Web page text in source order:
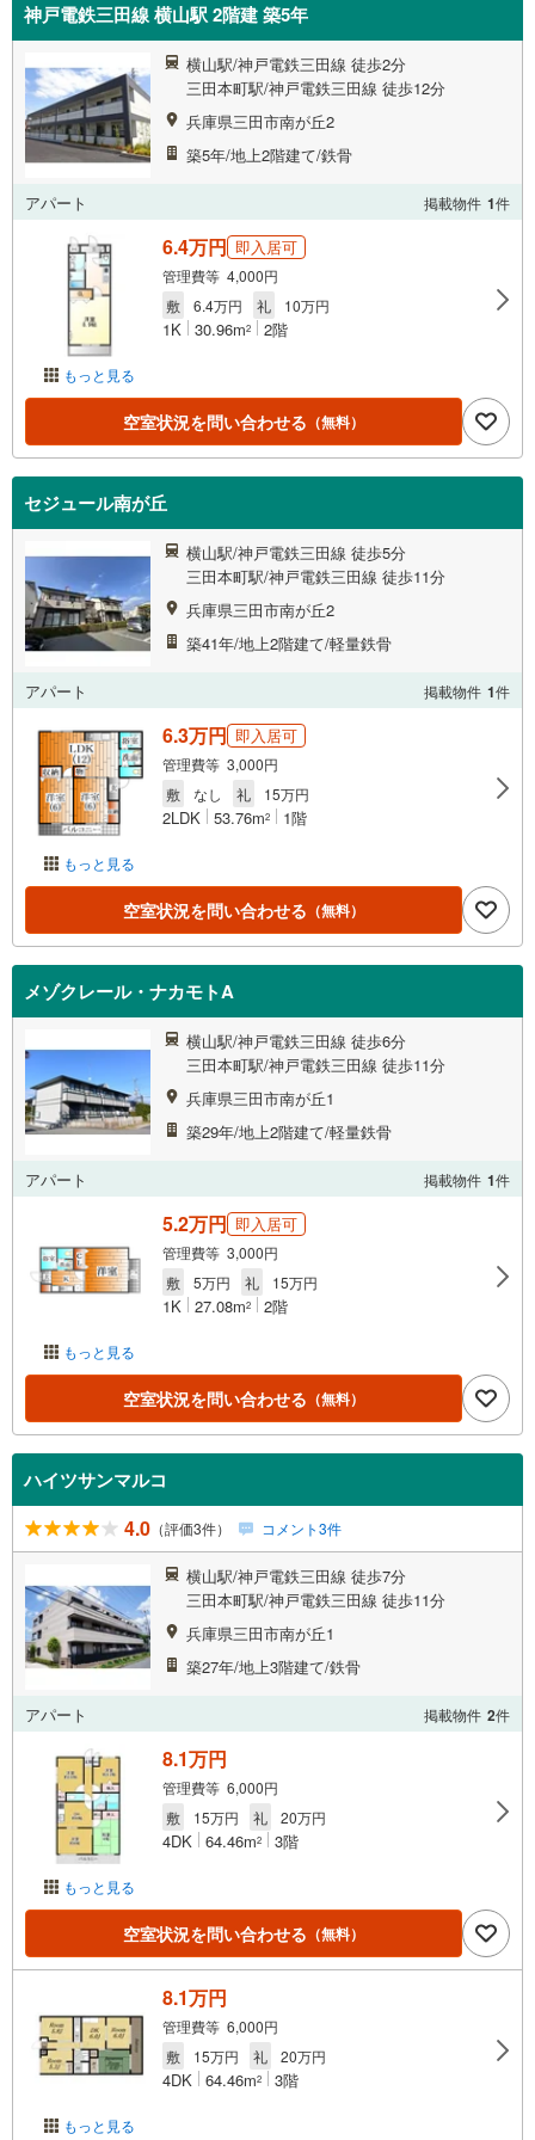
神戸電鉄三田線 横山駅 2階建 築5年
横山駅/神戸電鉄三田線 徒歩2分
三田本町駅/神戸電鉄三田線 徒歩12分
兵庫県三田市南が丘2
築5年/地上2階建て/鉄骨
アパート 掲載物件 1件
もっと見る
6.4万円 即入居可
管理費等 4,000円
敷
6.4万円 礼 10万円
1K 30.96m2 2階
空室状況を問い合わせる （無料）
セジュール南が丘
横山駅/神戸電鉄三田線 徒歩5分
三田本町駅/神戸電鉄三田線 徒歩11分
兵庫県三田市南が丘2
築41年/地上2階建て/軽量鉄骨
アパート 掲載物件 1件
もっと見る
6.3万円 即入居可
管理費等 3,000円
敷
なし 礼 15万円
2LDK 53.76m2 1階
空室状況を問い合わせる （無料）
メゾクレール・ナカモトA
横山駅/神戸電鉄三田線 徒歩6分
三田本町駅/神戸電鉄三田線 徒歩11分
兵庫県三田市南が丘1
築29年/地上2階建て/軽量鉄骨
アパート 掲載物件 1件
もっと見る
5.2万円 即入居可
管理費等 3,000円
敷
5万円 礼 15万円
1K 27.08m2 2階
空室状況を問い合わせる （無料）
ハイツサンマルコ
4.0 （評価3件） コメント3件
横山駅/神戸電鉄三田線 徒歩7分
三田本町駅/神戸電鉄三田線 徒歩11分
兵庫県三田市南が丘1
築27年/地上3階建て/鉄骨
アパート 掲載物件 2件
もっと見る
8.1万円
管理費等 6,000円
敷
15万円 礼 20万円
4DK 64.46m2 3階
空室状況を問い合わせる （無料）
もっと見る
8.1万円
管理費等 6,000円
敷
15万円 礼 20万円
4DK 64.46m2 3階